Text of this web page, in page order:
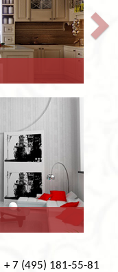
+ 7 (495) 181-55-81